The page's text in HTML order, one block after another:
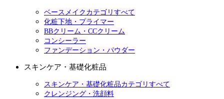
ベースメイクカテゴリすべて
化粧下地・プライマー
BBクリーム・CCクリーム
コンシーラー
ファンデーション・パウダー
スキンケア・基礎化粧品
スキンケア・基礎化粧品カテゴリすべて
クレンジング・洗顔料